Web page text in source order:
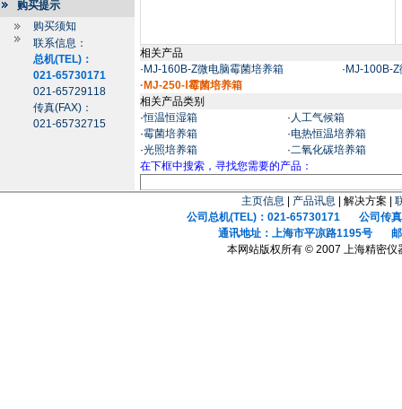
购买提示
购买须知
联系信息：
总机(TEL)：
021-65730171
021-65729118
传真(FAX)：
021-65732715
相关产品
· MJ-160B-Z微电脑霉菌培养箱 · MJ-100B-
·MJ-250-Ⅰ霉菌培养箱
相关产品类别
·恒温恒湿箱 · 人工气候箱
·霉菌培养箱 ·电热恒温培养箱
·光照培养箱 ·二氧化碳培养箱
在下框中搜索，寻找您需要的产品：
主页信息 产品讯息 | 解决方案 |
公司总机(TEL)：021-65730171 公司传真
通讯地址：上海市平凉路1195号 邮
本网站版权所有 © 2007 上海精密仪